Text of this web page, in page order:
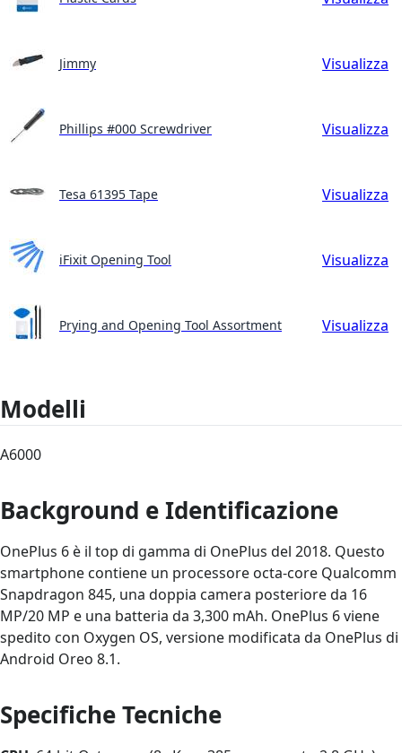
Jimmy Visualizza
Phillips #000 Screwdriver Visualizza
Tesa 61395 Tape Visualizza
iFixit Opening Tool Visualizza
Prying and Opening Tool Assortment Visualizza
Modelli
A6000
Background e Identificazione
OnePlus 6 è il top di gamma di OnePlus del 2018. Questo
smartphone contiene un processore octa-core Qualcomm
Snapdragon 845, una doppia camera posteriore da 16
MP/20 MP e una batteria da 3,300 mAh. OnePlus 6 viene
spedito con Oxygen OS, versione modificata da OnePlus di
Android Oreo 8.1.
Specifiche Tecniche